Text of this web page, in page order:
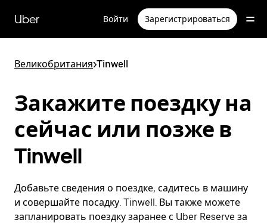
перейти
к
содержимому
Uber Войти Зарегистрироваться
Великобритания>Tinwell
Закажите поездку на
сейчас или позже в
Tinwell
Добавьте сведения о поездке, садитесь в машину
и совершайте посадку. Tinwell. Вы также можете
запланировать поездку заранее с Uber Reserve за